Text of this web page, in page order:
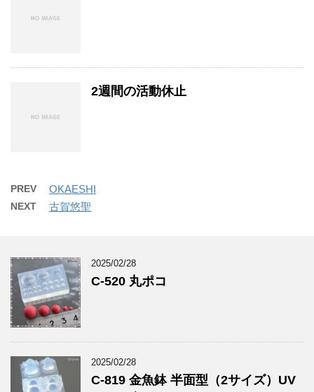
2週間の活動休止
PREV OKAESHI
NEXT 古賀悠聖
2025/02/28
C-520 丸ポコ
2025/02/28
C-819 金魚鉢 半面型（2サイズ）UV